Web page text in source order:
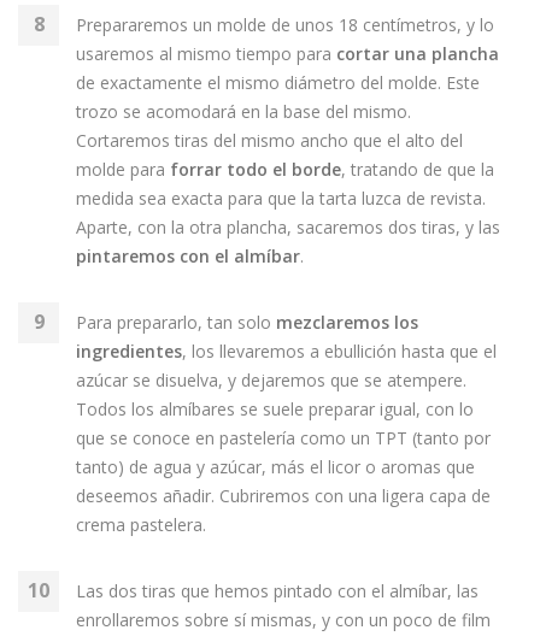
Prepararemos un molde de unos 18 centímetros, y lo
usaremos al mismo tiempo para cortar una plancha
de exactamente el mismo diámetro del molde. Este
trozo se acomodará en la base del mismo.
Cortaremos tiras del mismo ancho que el alto del
molde para forrar todo el borde, tratando de que la
medida sea exacta para que la tarta luzca de revista.
Aparte, con la otra plancha, sacaremos dos tiras, y las
pintaremos con el almíbar.
Para prepararlo, tan solo mezclaremos los
ingredientes, los llevaremos a ebullición hasta que el
azúcar se disuelva, y dejaremos que se atempere.
Todos los almíbares se suele preparar igual, con lo
que se conoce en pastelería como un TPT (tanto por
tanto) de agua y azúcar, más el licor o aromas que
deseemos añadir. Cubriremos con una ligera capa de
crema pastelera.
Las dos tiras que hemos pintado con el almíbar, las
enrollaremos sobre sí mismas, y con un poco de film